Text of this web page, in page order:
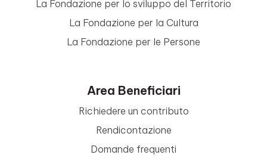
La Fondazione per lo sviluppo del Territorio
La Fondazione per la Cultura
La Fondazione per le Persone
Area Beneficiari
Richiedere un contributo
Rendicontazione
Domande frequenti